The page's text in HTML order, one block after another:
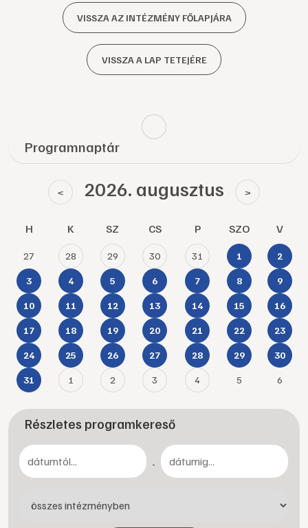
VISSZA AZ INTÉZMÉNY FŐLAPJÁRA
VISSZA A LAP TETEJÉRE
Programnaptár
< 2026. augusztus >
H K SZ CS P SZO V
27 28 29 30 31 1 2
3 4 5 6 7 8 9
10 11 12 13 14 15 16
17 18 19 20 21 22 23
24 25 26 27 28 29 30
31 1 2 3 4 5 6
Részletes programkereső
-